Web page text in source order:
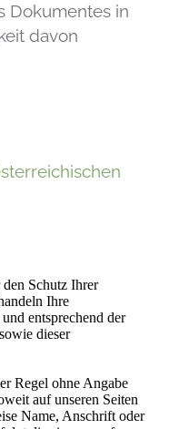
Dokumentes in
davon